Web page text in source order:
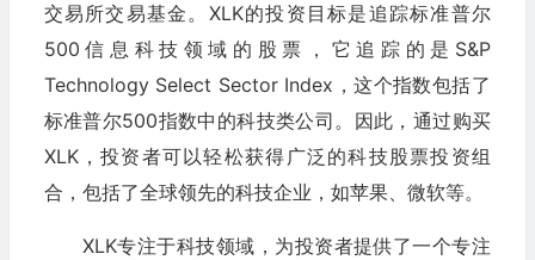
交易所交易基金。XLK的投资目标是追踪标准普尔
500信息科技领域的股票，它追踪的是S&P
Technology Select Sector Index，这个指数包括了
标准普尔500指数中的科技类公司。因此，通过购买
XLK，投资者可以轻松获得广泛的科技股票投资组
合，包括了全球领先的科技企业，如苹果、微软等。
XLK专注于科技领域，为投资者提供了一个专注